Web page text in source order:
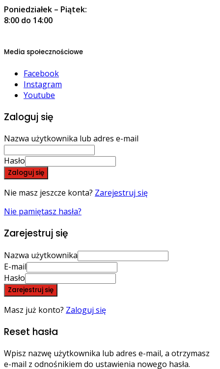
Poniedziałek – Piątek:
8:00 do 14:00
Media społecznościowe
Facebook
Instagram
Youtube
Zaloguj się
Nazwa użytkownika lub adres e-mail
Hasło
Zaloguj się
Nie masz jeszcze konta? Zarejestruj się
Nie pamiętasz hasła?
Zarejestruj się
Nazwa użytkownika
E-mail
Hasło
Zarejestruj się
Masz już konto? Zaloguj się
Reset hasła
Wpisz nazwę użytkownika lub adres e-mail, a otrzymasz
e-mail z odnośnikiem do ustawienia nowego hasła.